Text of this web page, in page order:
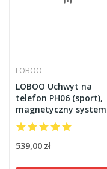
LOBOO
LOBOO Uchwyt na
telefon PH06 (sport),
magnetyczny system
antywstrząsowy
539,00 zł